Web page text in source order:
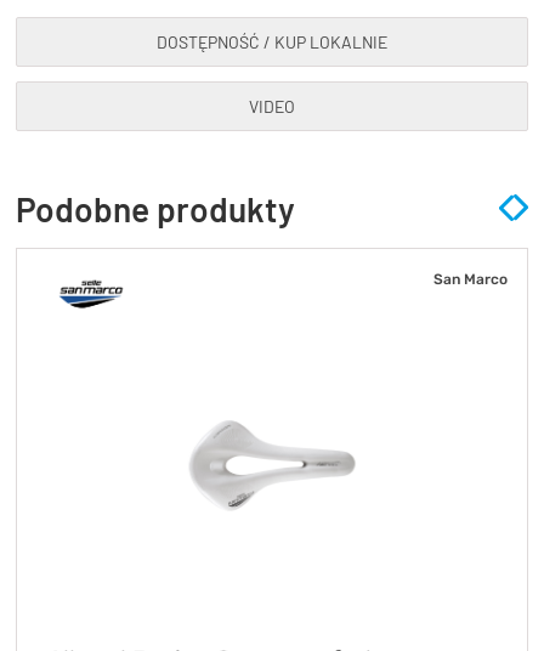
DOSTĘPNOŚĆ / KUP LOKALNIE
VIDEO
Podobne produkty
San Marco